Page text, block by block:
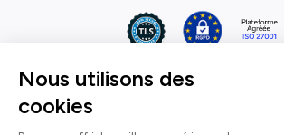
CGU
Mentions légales
Gérez vos cookies